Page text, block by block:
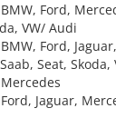
Ford,
VW/ Audi
Ford,
Seat, Skoda,
Jaguar,